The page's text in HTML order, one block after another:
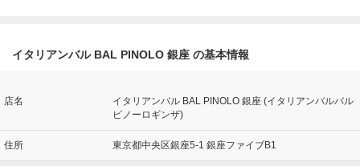
イタリアンバル BAL PINOLO 銀座 の基本情報
店名
イタリアンバル BAL PINOLO 銀座 (イタリアンバルバル
ピノーロギンザ)
住所 東京都中央区銀座5-1 銀座ファイブB1